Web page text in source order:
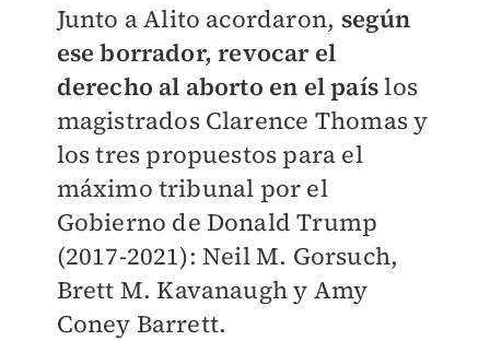
Junto a Alito acordaron, según
ese borrador, revocar el
derecho al aborto en el paíslos
magistrados Clarence Thomas y
los tres propuestos para el
máximo tribunal por el
Gobierno de Donald Trump
(2017-2021): Neil M. Gorsuch,
Brett M. Kavanaugh y Amy
Coney Barrett.